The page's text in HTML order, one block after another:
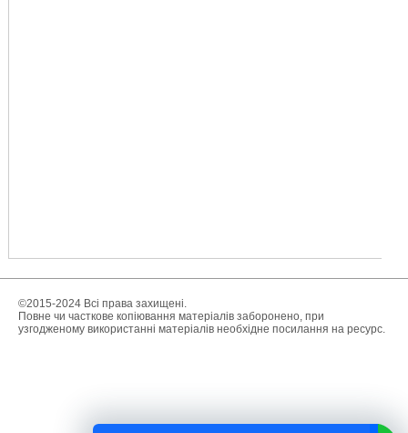
©2015-2024 Всі права захищені.
Повне чи часткове копіювання матеріалів заборонено, при
узгодженому використанні матеріалів необхідне посилання на ресурс.